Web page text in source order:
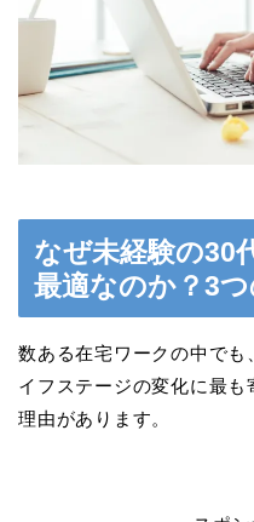
なぜ未経験の30
最適なのか？3
数ある在宅ワークの中で
イフステージの変化に最
理由があります。